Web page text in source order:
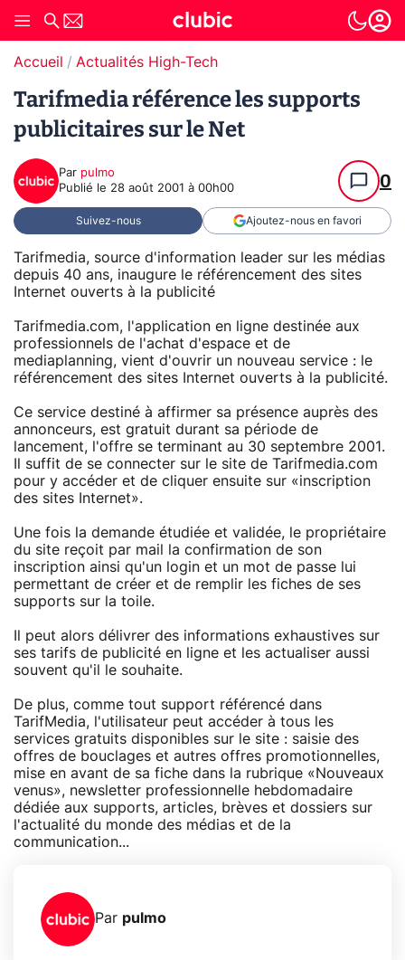
Accueil Actualités High-Tech
Tarifmedia référence les supports
publicitaires sur le Net
Par pulmo
Publié le 28 août 2001 à 00h00 0
Suivez-nous Ajoutez-nous en favori
Tarifmedia, source d'information leader sur les médias
depuis 40 ans, inaugure le référencement des sites
Internet ouverts à la publicité
Tarifmedia.com, l'application en ligne destinée aux
professionnels de l'achat d'espace et de
mediaplanning, vient d'ouvrir un nouveau service : le
référencement des sites Internet ouverts à la publicité.
Ce service destiné à affirmer sa présence auprès des
annonceurs, est gratuit durant sa période de
lancement, l'offre se terminant au 30 septembre 2001.
Il suffit de se connecter sur le site de Tarifmedia.com
pour y accéder et de cliquer ensuite sur «inscription
des sites Internet».
Une fois la demande étudiée et validée, le propriétaire
du site reçoit par mail la confirmation de son
inscription ainsi qu'un login et un mot de passe lui
permettant de créer et de remplir les fiches de ses
supports sur la toile.
Il peut alors délivrer des informations exhaustives sur
ses tarifs de publicité en ligne et les actualiser aussi
souvent qu'il le souhaite.
De plus, comme tout support référencé dans
TarifMedia, l'utilisateur peut accéder à tous les
services gratuits disponibles sur le site : saisie des
offres de bouclages et autres offres promotionnelles,
mise en avant de sa fiche dans la rubrique «Nouveaux
venus», newsletter professionnelle hebdomadaire
dédiée aux supports, articles, brèves et dossiers sur
l'actualité du monde des médias et de la
communication...
Par pulmo